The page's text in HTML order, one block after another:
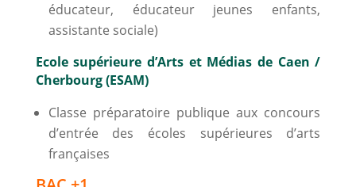
éducateur, éducateur jeunes enfants,
assistante sociale)
Ecole supérieure d’Arts et Médias de Caen /
Cherbourg (ESAM)
Classe préparatoire publique aux concours
d’entrée des écoles supérieures d’arts
françaises